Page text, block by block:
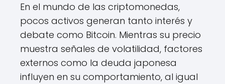
En el mundo de las criptomonedas,
pocos activos generan tanto interés y
debate como Bitcoin. Mientras su precio
muestra señales de volatilidad, factores
externos como la deuda japonesa
influyen en su comportamiento, al igual